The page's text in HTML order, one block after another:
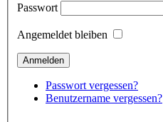
Passwort
Angemeldet bleiben
Passwort vergessen?
Benutzername vergessen?